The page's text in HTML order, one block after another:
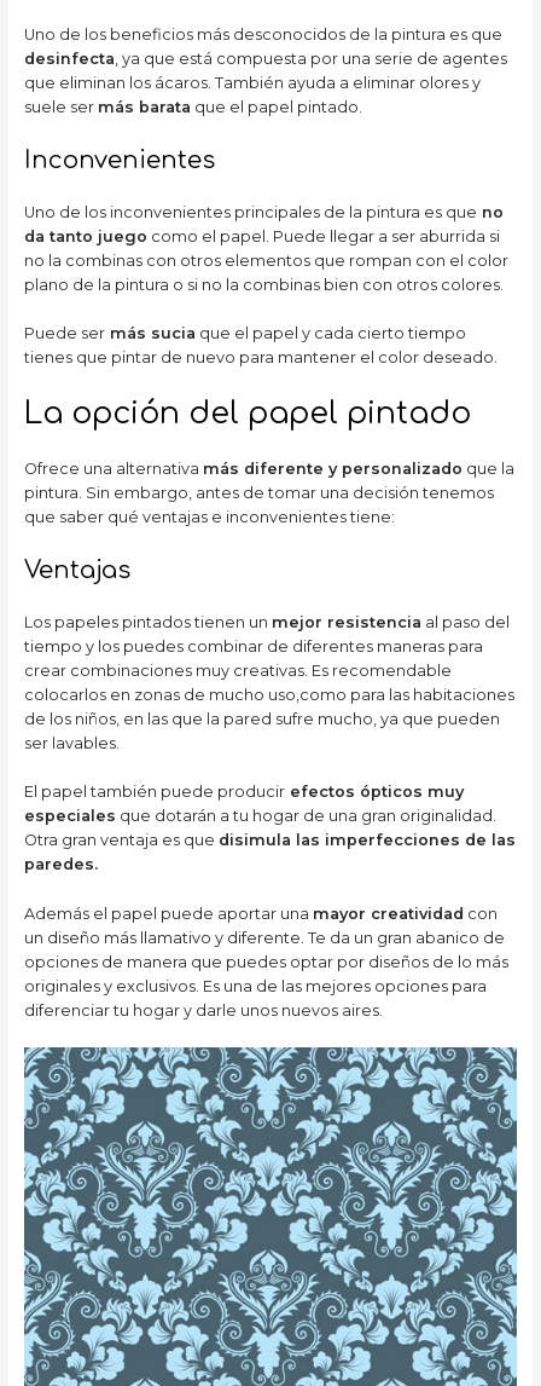
Uno de los beneficios más desconocidos de la pintura es que
desinfecta, ya que está compuesta por una serie de agentes
que eliminan los ácaros. También ayuda a eliminar olores y
suele ser más barata que el papel pintado.
Inconvenientes
Uno de los inconvenientes principales de la pintura es que no
da tanto juego como el papel. Puede llegar a ser aburrida si
no la combinas con otros elementos que rompan con el color
plano de la pintura o si no la combinas bien con otros colores.
Puede sermás sucia que el papel y cada cierto tiempo
tienes que pintar de nuevo para mantener el color deseado.
La opción del papel pintado
Ofrece una alternativa más diferente y personalizado que la
pintura. Sin embargo, antes de tomar una decisión tenemos
que saber qué ventajas e inconvenientes tiene:
Ventajas
Los papeles pintados tienen un mejor resistencia al paso del
tiempo y los puedes combinar de diferentes maneras para
crear combinaciones muy creativas. Es recomendable
colocarlos en zonas de mucho uso,como para las habitaciones
de los niños, en las que la pared sufre mucho, ya que pueden
ser lavables.
El papel también puede producirefectos ópticos muy
especiales que dotarán a tu hogar de una gran originalidad.
Otra gran ventaja es que disimula las imperfecciones de las
paredes.
Además el papel puede aportar una mayor creatividad con
un diseño más llamativo y diferente. Te da un gran abanico de
opciones de manera que puedes optar por diseños de lo más
originales y exclusivos. Es una de las mejores opciones para
diferenciar tu hogar y darle unos nuevos aires.